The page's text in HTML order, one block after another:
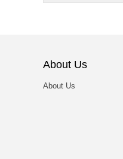
About Us
About Us